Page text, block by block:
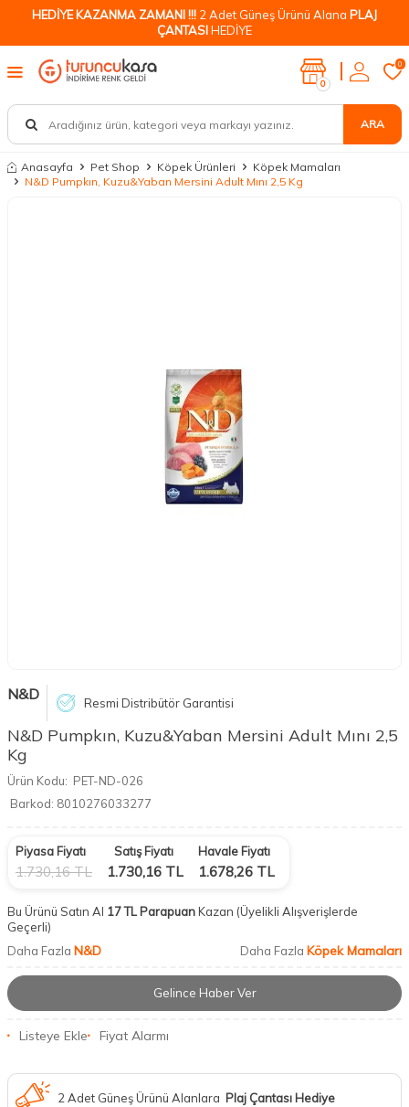
HEDİYE KAZANMA ZAMANI !!! 2 Adet Güneş Ürünü Alana PLAJ
ÇANTASIHEDİYE
ARA
0
0
Anasayfa Pet Shop Köpek Ürünleri
Köpek Mamaları
N&D Pumpkın, Kuzu&Yaban Mersini Adult Mını 2,5 Kg
N&D Resmi Distribütör Garantisi
N&D Pumpkın, Kuzu&Yaban Mersini Adult Mını 2,5
Kg
Ürün Kodu: PET-ND-026
Barkod: 8010276033277
Piyasa Fiyatı
1.730,16TL
Satış Fiyatı
1.730,16 TL
Havale Fiyatı
1.678,26 TL
Bu Ürünü Satın Al 17 TL ParapuanKazan (Üyelikli Alışverişlerde
Geçerli)
Daha Fazla N&D Daha Fazla Köpek Mamaları
Gelince Haber Ver
Listeye Ekle Fiyat Alarmı
2 Adet Güneş Ürünü Alanlara Plaj Çantası Hediye